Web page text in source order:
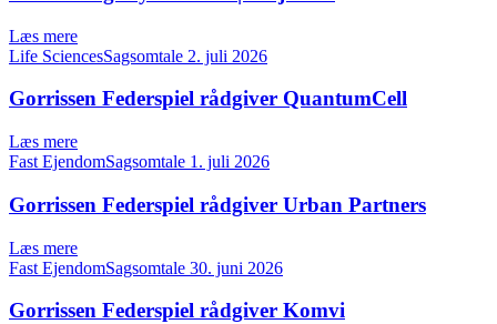
Læs mere
Life SciencesSagsomtale 2. juli 2026
Gorrissen Federspiel rådgiver QuantumCell
Læs mere
Fast EjendomSagsomtale 1. juli 2026
Gorrissen Federspiel rådgiver Urban Partners
Læs mere
Fast EjendomSagsomtale 30. juni 2026
Gorrissen Federspiel rådgiver Komvi